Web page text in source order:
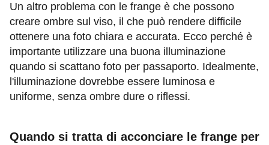
Un altro problema con le frange è che possono
creare ombre sul viso, il che può rendere difficile
ottenere una foto chiara e accurata. Ecco perché è
importante utilizzare una buona illuminazione
quando si scattano foto per passaporto. Idealmente,
l'illuminazione dovrebbe essere luminosa e
uniforme, senza ombre dure o riflessi.
Quando si tratta di acconciare le frange per